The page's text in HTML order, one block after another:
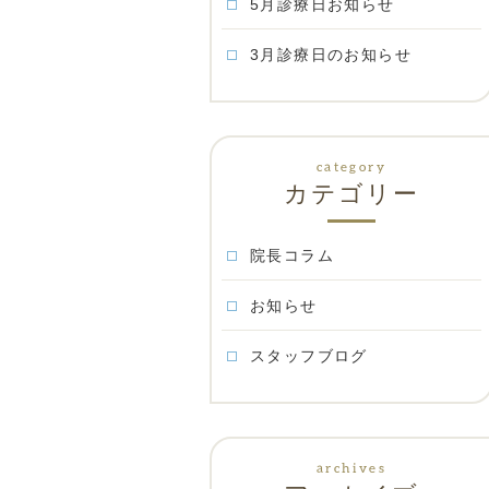
5月診療日お知らせ
3月診療日のお知らせ
カテゴリー
院長コラム
お知らせ
スタッフブログ